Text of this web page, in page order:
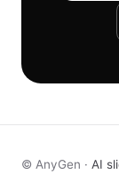
© AnyGen · AI